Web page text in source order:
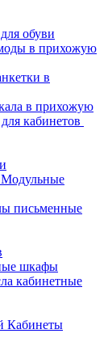
обуви
в прихожую
в
в прихожую
кабинетов
Модульные
письменные
шкафы
кабинетные
Кабинеты